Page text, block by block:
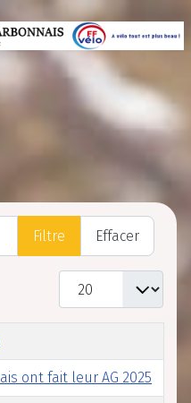
Filtre Effacer
Affichage #
ont fait leur AG 2025